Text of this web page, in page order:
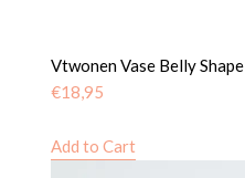
Vtwonen Vase Belly Shape
€18,95
Add to Cart